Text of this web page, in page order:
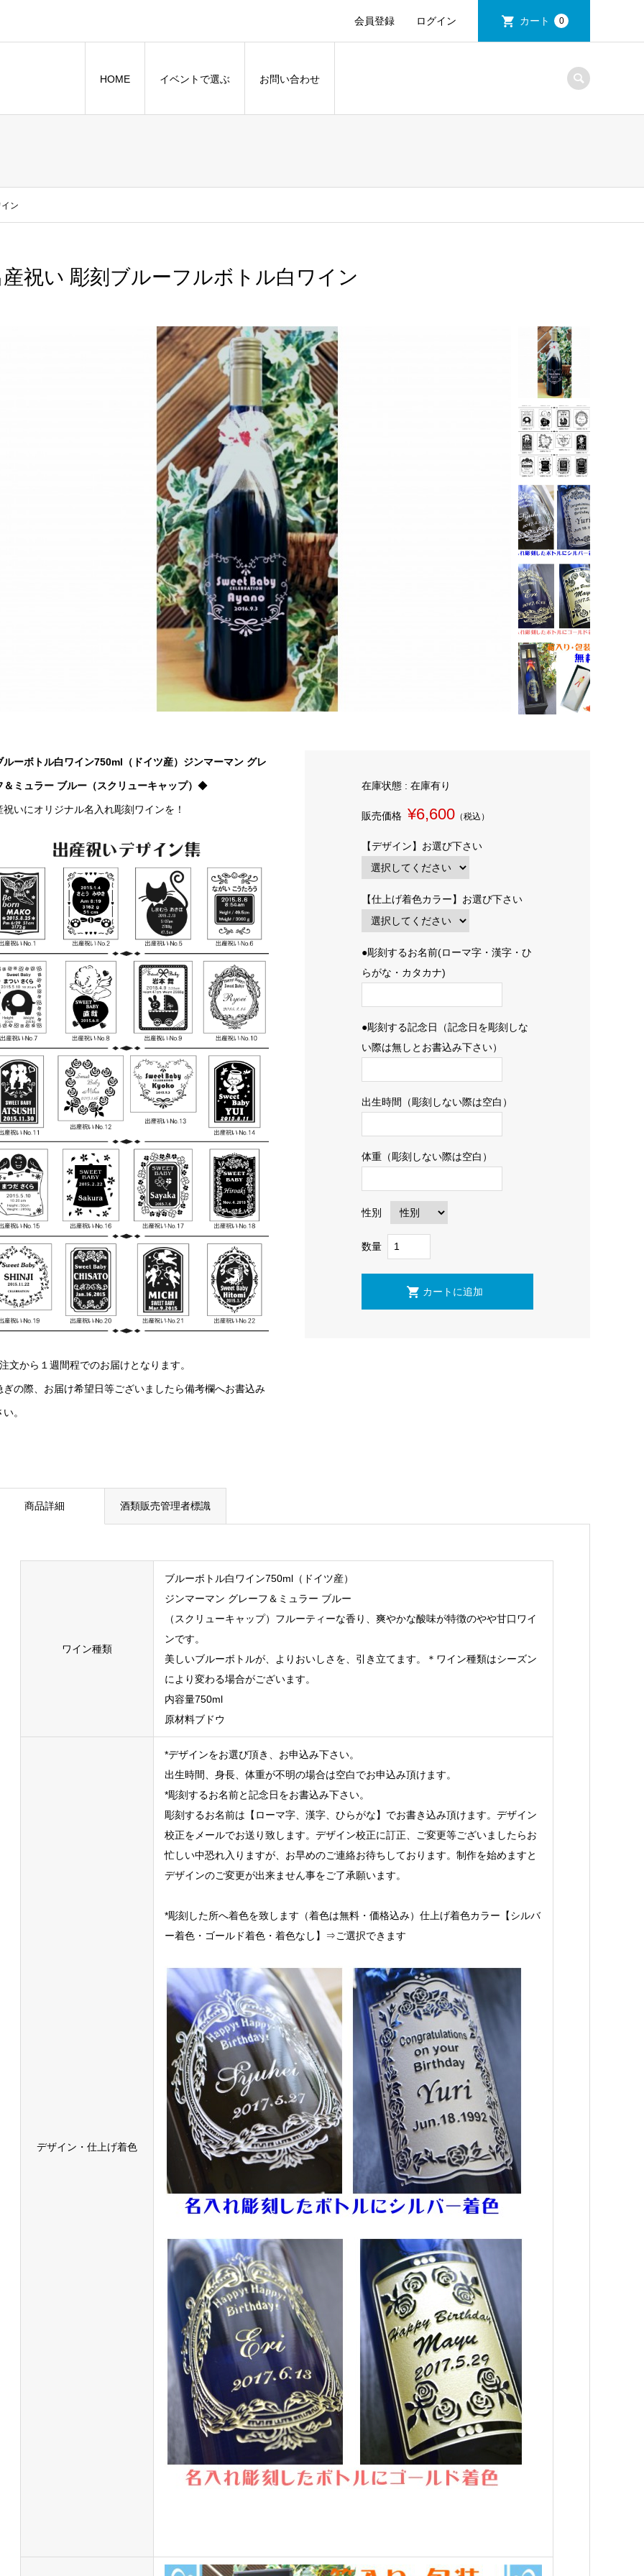
会員登録 ログイン カート 0
HOME イベントで選ぶ お問い合わせ
ン
祝い 彫刻ブルーフルボトル白ワイン
ーボトル白ワイン750ml（ドイツ産）ジンマーマン グレ
＆ミュラー ブルー（スクリューキャップ） ◆
祝いにオリジナル名入れ彫刻ワインを！
文から１週間程でのお届けとなります。
ぎの際、お届け希望日等ございましたら備考欄へお書込み
。
在庫状態 : 在庫有り
販売価格 ¥6,600 （税込）
【デザイン】お選び下さい
【仕上げ着色カラー】お選び下さい
●彫刻するお名前(ローマ字・漢字・ひ
らがな・カタカナ)
●彫刻する記念日（記念日を彫刻しな
い際は無しとお書込み下さい）
出生時間（彫刻しない際は空白）
体重（彫刻しない際は空白）
性別
数量
商品詳細 酒類販売管理者標識
ワイン種類
ブルーボトル白ワイン750ml（ドイツ産）
ジンマーマン グレーフ＆ミュラー ブルー
（スクリューキャップ）フルーティーな香り、爽やかな酸味が特徴のやや甘口ワイ
ンです。
美しいブルーボトルが、よりおいしさを、引き立てます。＊ワイン種類はシーズン
により変わる場合がございます。
内容量750ml
原材料ブドウ
デザイン・仕上げ着色
*デザインをお選び頂き、お申込み下さい。
出生時間、身長、体重が不明の場合は空白でお申込み頂けます。
*彫刻するお名前と記念日をお書込み下さい。
彫刻するお名前は【ローマ字、漢字、ひらがな】でお書き込み頂けます。デザイン
校正をメールでお送り致します。デザイン校正に訂正、ご変更等ございましたらお
忙しい中恐れ入りますが、お早めのご連絡お待ちしております。制作を始めますと
デザインのご変更が出来ません事をご了承願います。
*彫刻した所へ着色を致します（着色は無料・価格込み）仕上げ着色カラー【シルバ
ー着色・ゴールド着色・着色なし】⇒ご選択できます